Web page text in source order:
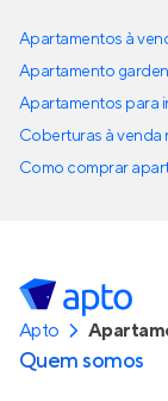
Apartamentos à
Apartamento garden
Apartamentos para
Coberturas à venda
Como comprar
Apto
Quem somos